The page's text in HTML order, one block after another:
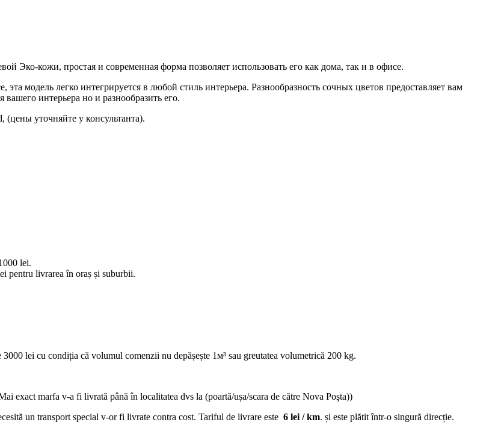
Эко-кожи, простая и современная форма позволяет использовать его как дома, так и в офисе.
модель легко интегрируется в любой стиль интерьера. Разнообразность сочных цветов предоставляет вам
интерьера но и разнообразить его.
уточняйте у консультанта).
lei.
pentru livrarea în oraș și suburbii.
lei cu condiția că volumul comenzii nu depășește 1м³ sau greutatea volumetrică 200 kg.
exact marfa v-a fi livrată până în localitatea dvs la (poartă/ușa/scara de către Nova Poşta))
un transport special v-or fi livrate contra cost. Tariful de livrare este 6 lei / km. și este plătit într-o singură direcție.